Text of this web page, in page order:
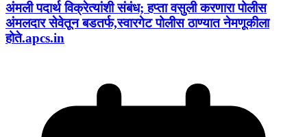
अंमली पदार्थ विक्रेत्यांशी संबंध; हप्ता वसुली करणारा पोलीस
अंमलदार सेवेतून बडतर्फ,स्वारगेट पोलीस ठाण्यात नेमणूकीला
होते.apcs.in